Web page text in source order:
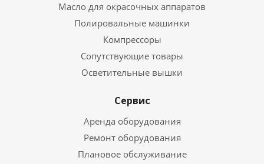
Масло для окрасочных аппаратов
Полировальные машинки
Компрессоры
Сопутствующие товары
Осветительные вышки
Сервис
Аренда оборудования
Ремонт оборудования
Плановое обслуживание